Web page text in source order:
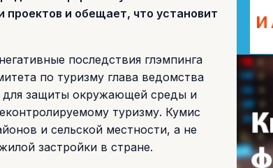
проектов и обещает, что установит
последствия глэмпинга
по туризму глава ведомства
для защиты окружающей среды и
туризму. Кумис
и сельской местности, а не
застройки в стране.